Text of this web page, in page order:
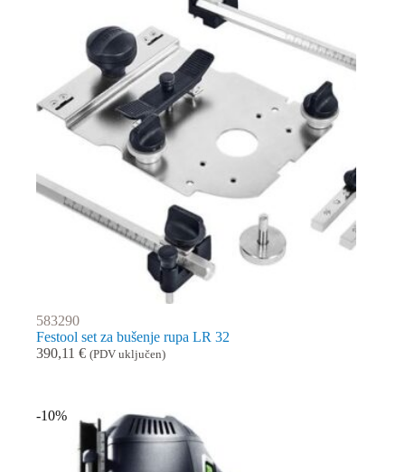
583290
Festool set za bušenje rupa LR 32
390,11 € (PDV uključen)
-10%